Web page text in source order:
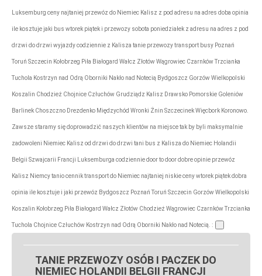
Luksemburg ceny najtaniej przewóz do Niemiec Kalisz z pod adresu na adres doba opinia
ile kosztuje jaki bus wtorek piątek i przewozy sobota poniedziałek z adresu na adres z pod
drzwi do drzwi wyjazdy codziennie z Kalisza tanie przewozy transport busy Poznań
Toruń Szczecin Kołobrzeg Piła Białogard Wałcz Złotów Wągrowiec Czarnków Trzcianka
Tuchola Kostrzyn nad Odrą Oborniki Nakło nad Notecią Bydgoszcz Gorzów Wielkopolski
Koszalin Chodzież Chojnice Człuchów Grudziądz Kalisz Drawsko Pomorskie Goleniów
Barlinek Choszczno Drezdenko Międzychód Wronki Żnin Szczecinek Więcbork Koronowo.
Zawsze staramy się doprowadzić naszych klientów na miejsce tak by byli maksymalnie
zadowoleni Niemiec Kalisz od drzwi do drzwi tani bus z Kalisza do Niemiec Holandii
Belgii Szwajcarii Francji Luksemburga codziennie door to door dobre opinie przewóz
Kalisz Niemcy tanio cennik transport do Niemiec najtaniej niskie ceny wtorek piątek dobra
opinia ile kosztuje i jaki przewóz Bydgoszcz Poznań Toruń Szczecin Gorzów Wielkopolski
Koszalin Kołobrzeg Piła Białogard Wałcz Złotów Chodzież Wągrowiec Czarnków Trzcianka
Tuchola Chojnice Człuchów Kostrzyn nad Odrą Oborniki Nakło nad Notecią. :
TANIE PRZEWOZY OSÓB I PACZEK DO
NIEMIEC HOLANDII BELGII FRANCJI